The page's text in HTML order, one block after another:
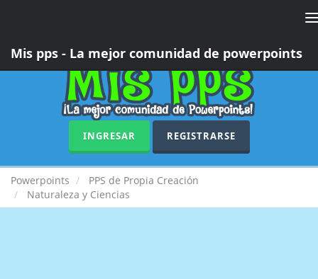
Mis pps - La mejor comunidad de powerpoints
INGRESAR REGISTRARSE
Powerpoints
PPS de Propia Creación
Naturaleza y Ciencias